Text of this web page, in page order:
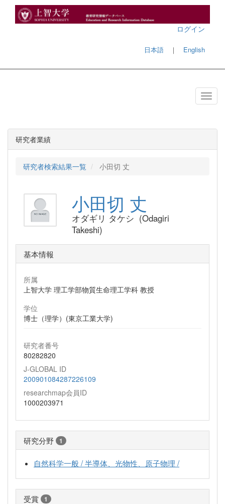
ログイン
日本語 ｜ English
研究者業績
研究者検索結果一覧 小田切 丈
小田切 丈
オダギリ タケシ (Odagiri
Takeshi)
基本情報
所属
上智大学 理工学部物質生命理工学科 教授
学位
博士（理学）(東京工業大学)
研究者番号
80282820
J-GLOBAL ID
200901084287226109
researchmap会員ID
1000203971
研究分野 1
自然科学一般 / 半導体、光物性、原子物理 /
受賞 1